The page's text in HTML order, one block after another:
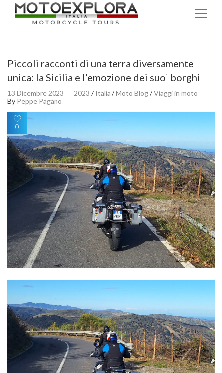
Piccoli racconti di una terra diversamente
unica: la Sicilia e l’emozione dei suoi borghi
13 Dicembre 2023 2023 /Italia /Moto Blog/Viaggi in moto
By Peppe Pagano
0